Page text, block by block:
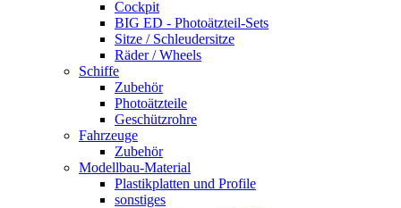
Cockpit
BIG ED - Photoätzteil-Sets
Sitze / Schleudersitze
Räder / Wheels
Schiffe
Zubehör
Photoätzteile
Geschützrohre
Fahrzeuge
Zubehör
Modellbau-Material
Plastikplatten und Profile
sonstiges